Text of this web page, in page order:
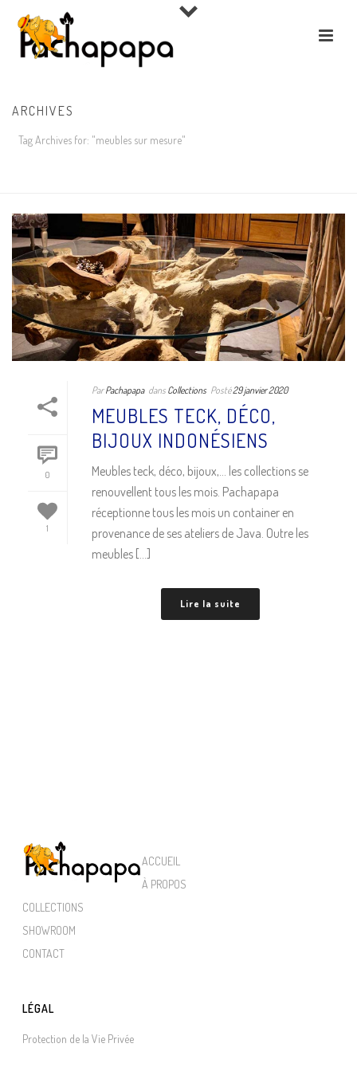
ARCHIVES
Tag Archives for: "meubles sur mesure"
0
1
Par Pachapapa dans Collections Posté29 janvier 2020
MEUBLES TECK, DÉCO,
BIJOUX INDONÉSIENS
Meubles teck, déco, bijoux,… les collections se
renouvellent tous les mois. Pachapapa
réceptionne tous les mois un container en
provenance de ses ateliers de Java. Outre les
meubles [...]
Lire la suite
ACCUEIL
À PROPOS
COLLECTIONS
SHOWROOM
CONTACT
LÉGAL
Protection de la Vie Privée